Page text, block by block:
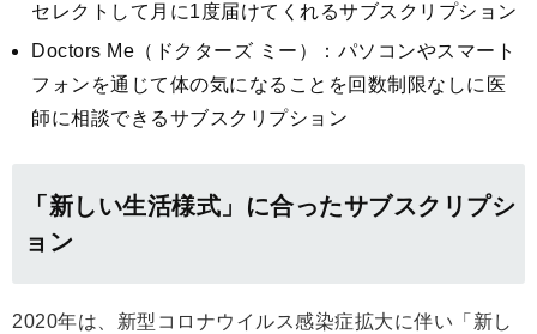
セレクトして月に1度届けてくれるサブスクリプション
Doctors Me（ドクターズ ミー）：パソコンやスマート
フォンを通じて体の気になることを回数制限なしに医
師に相談できるサブスクリプション
「新しい生活様式」に合ったサブスクリプシ
ョン
2020年は、新型コロナウイルス感染症拡大に伴い「新し